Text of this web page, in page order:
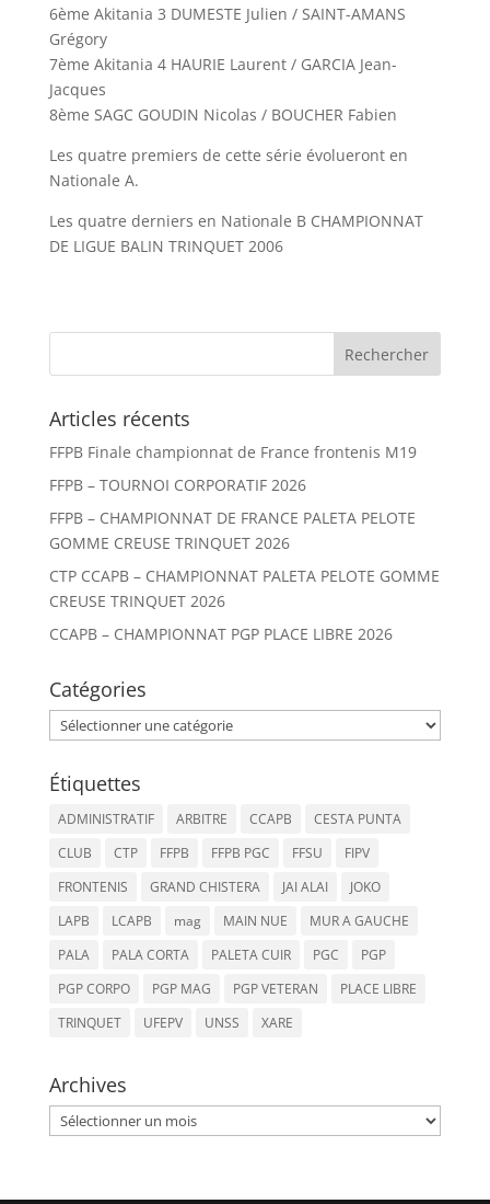
6ème Akitania 3 DUMESTE Julien / SAINT-AMANS
Grégory
7ème Akitania 4 HAURIE Laurent / GARCIA Jean-
Jacques
8ème SAGC GOUDIN Nicolas / BOUCHER Fabien
Les quatre premiers de cette série évolueront en
Nationale A.
Les quatre derniers en Nationale B CHAMPIONNAT
DE LIGUE BALIN TRINQUET 2006
Articles récents
FFPB Finale championnat de France frontenis M19
FFPB – TOURNOI CORPORATIF 2026
FFPB – CHAMPIONNAT DE FRANCE PALETA PELOTE
GOMME CREUSE TRINQUET 2026
CTP CCAPB – CHAMPIONNAT PALETA PELOTE GOMME
CREUSE TRINQUET 2026
CCAPB – CHAMPIONNAT PGP PLACE LIBRE 2026
Catégories
Catégories
Étiquettes
ADMINISTRATIF ARBITRE CCAPB
CESTA PUNTA
CLUB
CTP FFPB FFPB PGC FFSU
FIPV
FRONTENIS
GRAND CHISTERA JAI ALAI
JOKO
LAPB
LCAPB mag MAIN NUE
MUR A GAUCHE
PALA
PALA CORTA PALETA CUIR PGC
PGP
PGP CORPO
PGP MAG PGP VETERAN
PLACE LIBRE
TRINQUET
UFEPV UNSS XARE
Archives
Archives